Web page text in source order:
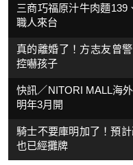
三商巧福原汁牛肉麵139
職人來台
真的離婚了！方志友曾
控嚇孩子
快訊／NITORI MALL海
明年3月開
騎士不要庫明加了！預
也已經攤牌